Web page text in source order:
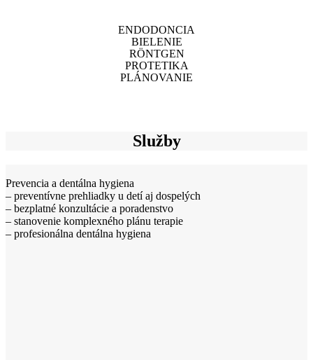
ENDODONCIA
BIELENIE
RÖNTGEN
PROTETIKA
PLÁNOVANIE
Služby
Prevencia a dentálna hygiena
– preventívne prehliadky u detí aj dospelých
– bezplatné konzultácie a poradenstvo
– stanovenie komplexného plánu terapie
– profesionálna dentálna hygiena